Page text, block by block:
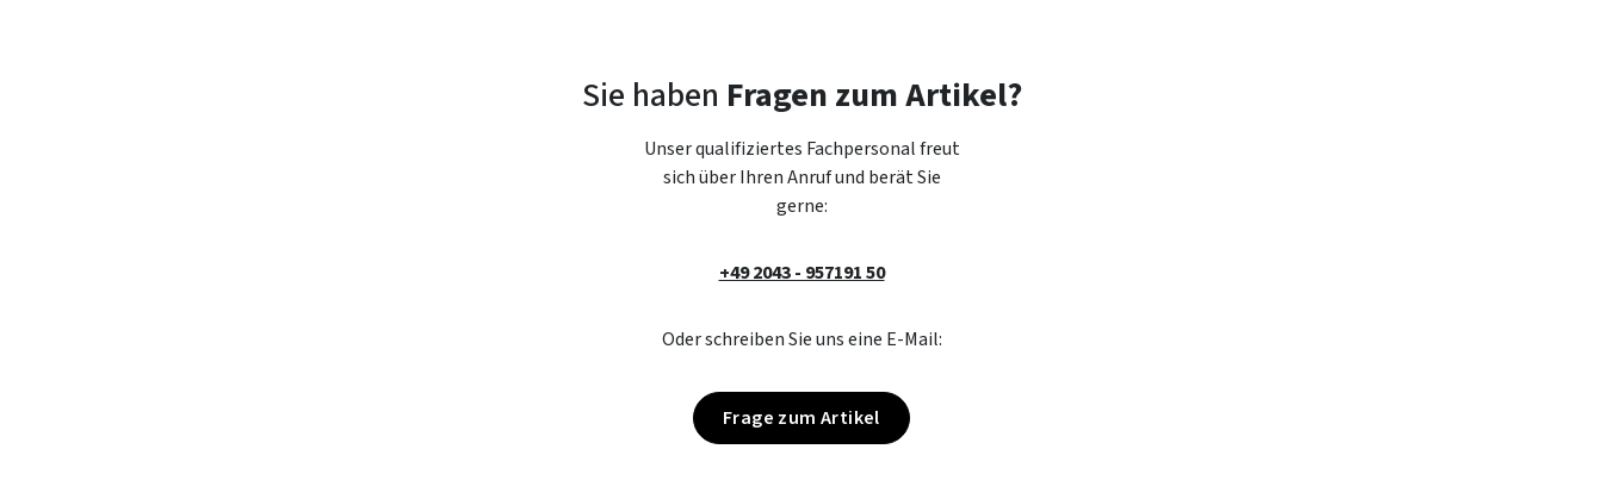
Sie haben Fragen zum Artikel?
Unser qualifiziertes Fachpersonal freut
sich über Ihren Anruf und berät Sie
gerne:
+49 2043 - 957191 50
Oder schreiben Sie uns eine E-Mail:
Frage zum Artikel